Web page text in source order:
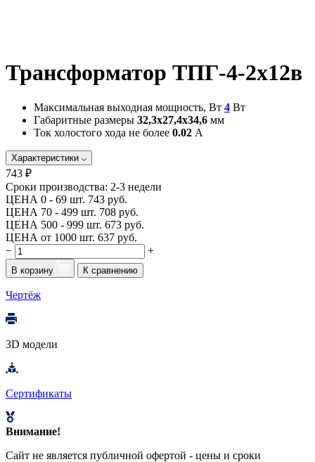
Трансформатор ТПГ-4-2х12в
Максимальная выходная мощность, Вт 4 Вт
Габаритные размеры 32,3х27,4х34,6 мм
Ток холостого хода не более 0.02 А
Характеристики
743 ₽
Сроки производства: 2-3 недели
ЦЕНА 0 - 69 шт. 743 руб.
ЦЕНА 70 - 499 шт. 708 руб.
ЦЕНА 500 - 999 шт. 673 руб.
ЦЕНА от 1000 шт. 637 руб.
−
+
В корзину К сравнению
Чертёж
3D модели
Сертификаты
Внимание!
Сайт не является публичной офертой - цены и сроки